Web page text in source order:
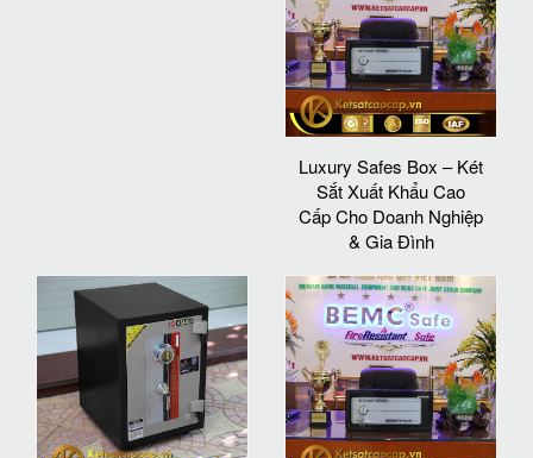
Luxury Safes Box – Két
Sắt Xuất Khẩu Cao
Cấp Cho Doanh Nghiệp
& Gia Đình